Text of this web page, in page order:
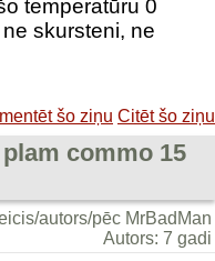
temperatūru 0
skursteni, ne
šo ziņu Citēt šo ziņu
commo 15
autors/pēc MrBadMan
Autors: 7 gadi